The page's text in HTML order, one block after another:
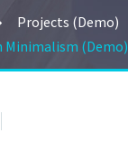
Projects (Demo)
Minimalism (Demo)